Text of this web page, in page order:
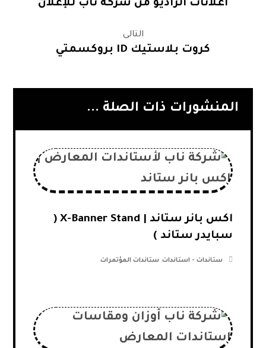
اعلانات الراديو من شركة ناب للإعلان
التالى
كروت بلاستيك ID بروكسمتي
المنشورات ذات الصلة ...
اكس بانر ستاند | X-Banner Stand (
سبايدر ستاند )
ستاندات - استاندات, ستاندات المؤتمرات